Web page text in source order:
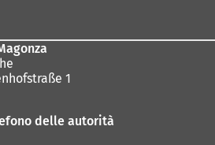
h
1
delle autorità